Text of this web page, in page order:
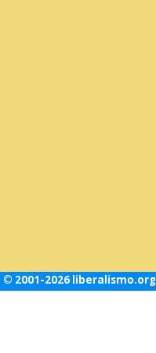
© 2001-2026 liberalismo.org